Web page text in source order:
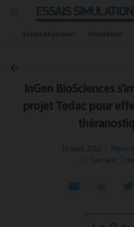
Essais physiques Simulation
Accueil
Mesures et essais
InGen BioSciences
projet Tedac pour
10 août 2012
Lecture : 2